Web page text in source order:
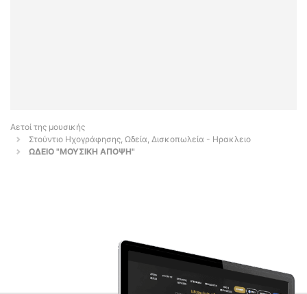
Αετοί της μουσικής
Στούντιο Ηχογράφησης, Ωδεία, Δισκοπωλεία - Ηρακλειο
ΩΔΕΙΟ "ΜΟΥΣΙΚΗ ΑΠΟΨΗ"